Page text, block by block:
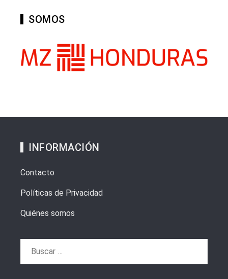
SOMOS
INFORMACIÓN
Contacto
Políticas de Privacidad
Quiénes somos